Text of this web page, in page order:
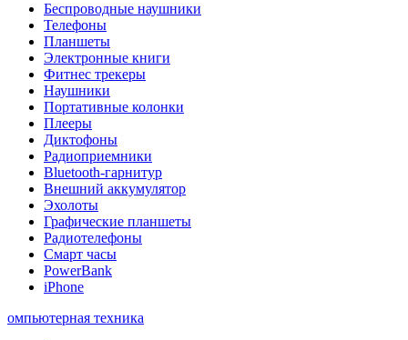
Беспроводные наушники
Телефоны
Планшеты
Электронные книги
Фитнес трекеры
Наушники
Портативные колонки
Плееры
Диктофоны
Радиоприемники
Bluetooth-гарнитур
Внешний аккумулятор
Эхолоты
Графические планшеты
Радиотелефоны
Смарт часы
PowerBank
iPhone
омпьютерная техника